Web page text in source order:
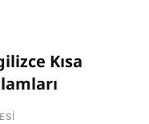
Kısa